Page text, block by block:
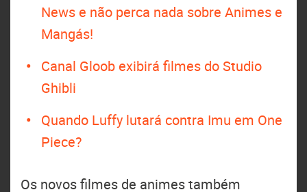
News e não perca nada sobre Animes e
Mangás!
Canal Gloob exibirá filmes do Studio
Ghibli
Quando Luffy lutará contra Imu em One
Piece?
Os novos filmes de animes também